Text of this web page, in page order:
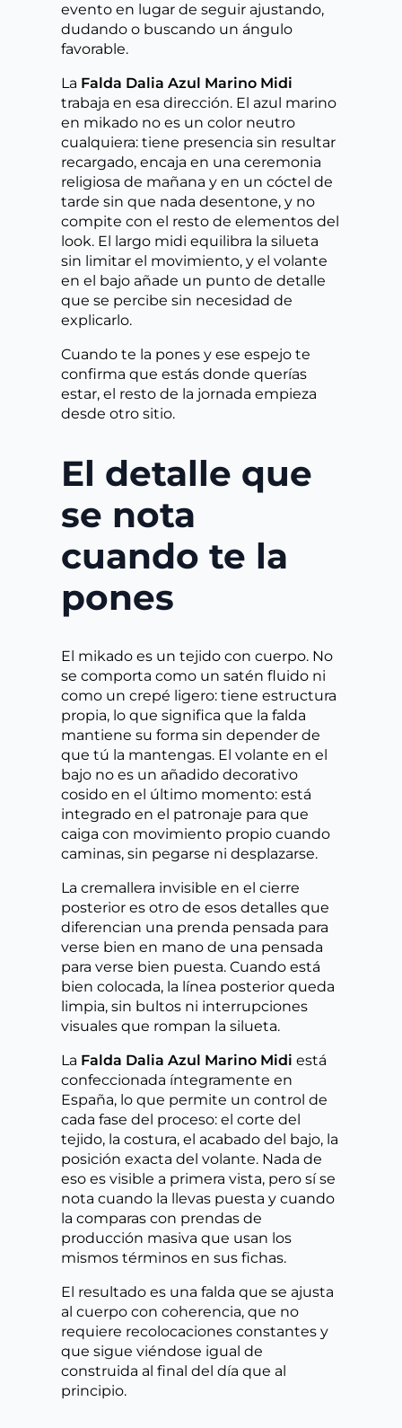
evento en lugar de seguir ajustando,
dudando o buscando un ángulo
favorable.
La Falda Dalia Azul Marino Midi
trabaja en esa dirección. El azul marino
en mikado no es un color neutro
cualquiera: tiene presencia sin resultar
recargado, encaja en una ceremonia
religiosa de mañana y en un cóctel de
tarde sin que nada desentone, y no
compite con el resto de elementos del
look. El largo midi equilibra la silueta
sin limitar el movimiento, y el volante
en el bajo añade un punto de detalle
que se percibe sin necesidad de
explicarlo.
Cuando te la pones y ese espejo te
confirma que estás donde querías
estar, el resto de la jornada empieza
desde otro sitio.
El detalle que
se nota
cuando te la
pones
El mikado es un tejido con cuerpo. No
se comporta como un satén fluido ni
como un crepé ligero: tiene estructura
propia, lo que significa que la falda
mantiene su forma sin depender de
que tú la mantengas. El volante en el
bajo no es un añadido decorativo
cosido en el último momento: está
integrado en el patronaje para que
caiga con movimiento propio cuando
caminas, sin pegarse ni desplazarse.
La cremallera invisible en el cierre
posterior es otro de esos detalles que
diferencian una prenda pensada para
verse bien en mano de una pensada
para verse bien puesta. Cuando está
bien colocada, la línea posterior queda
limpia, sin bultos ni interrupciones
visuales que rompan la silueta.
La Falda Dalia Azul Marino Midi está
confeccionada íntegramente en
España, lo que permite un control de
cada fase del proceso: el corte del
tejido, la costura, el acabado del bajo, la
posición exacta del volante. Nada de
eso es visible a primera vista, pero sí se
nota cuando la llevas puesta y cuando
la comparas con prendas de
producción masiva que usan los
mismos términos en sus fichas.
El resultado es una falda que se ajusta
al cuerpo con coherencia, que no
requiere recolocaciones constantes y
que sigue viéndose igual de
construida al final del día que al
principio.